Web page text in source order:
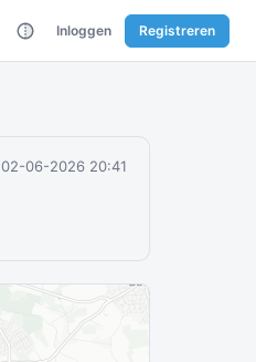
Inloggen Registreren
02-06-2026 20:41